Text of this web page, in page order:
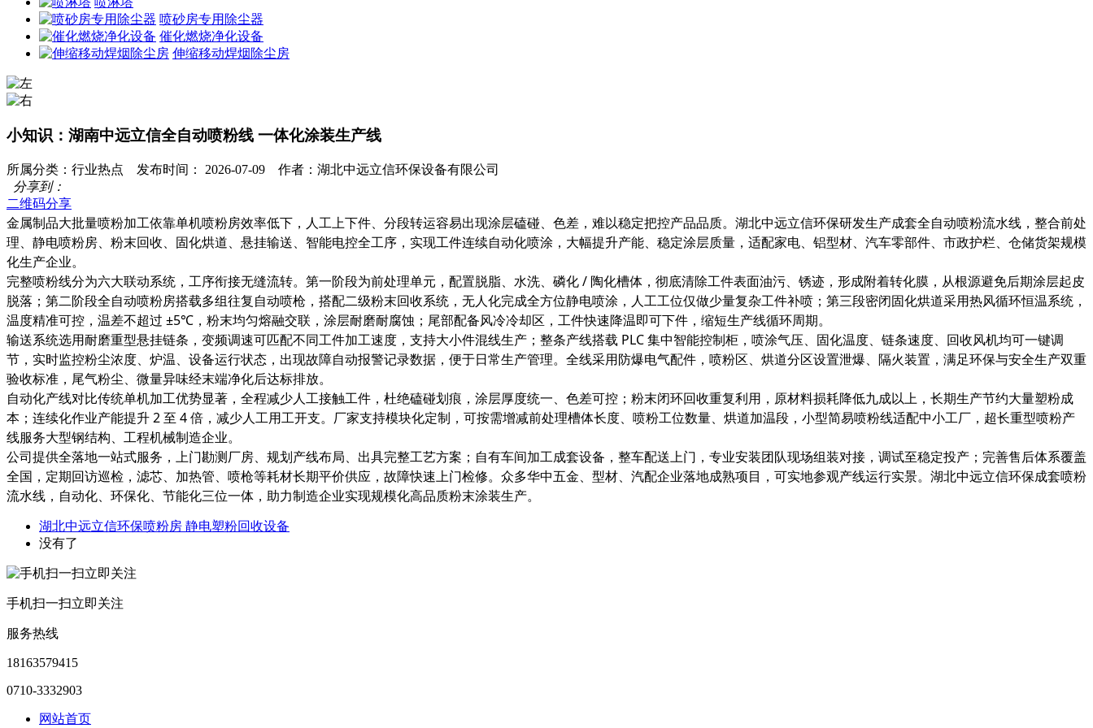
喷砂房专用除尘器
催化燃烧净化设备
伸缩移动焊烟除尘房
小知识：湖南中远立信全自动喷粉线 一体化涂装生产线
所属分类：行业热点 发布时间： 2026-07-09 作者：湖北中远立信环保设备有限公司
分享到：
二维码分享
金属制品大批量喷粉加工依靠单机喷粉房效率低下，人工上下件、分段转运容易出现涂层磕碰、色差，难以稳定把控产品品质。湖北中远立信环保研发生产成套全自动喷粉流水线，整合前处
理、静电喷粉房、粉末回收、固化烘道、悬挂输送、智能电控全工序，实现工件连续自动化喷涂，大幅提升产能、稳定涂层质量，适配家电、铝型材、汽车零部件、市政护栏、仓储货架规模
化生产企业。
完整喷粉线分为六大联动系统，工序衔接无缝流转。第一阶段为前处理单元，配置脱脂、水洗、磷化 / 陶化槽体，彻底清除工件表面油污、锈迹，形成附着转化膜，从根源避免后期涂层起皮
脱落；第二阶段全自动喷粉房搭载多组往复自动喷枪，搭配二级粉末回收系统，无人化完成全方位静电喷涂，人工工位仅做少量复杂工件补喷；第三段密闭固化烘道采用热风循环恒温系统，
温度精准可控，温差不超过 ±5℃，粉末均匀熔融交联，涂层耐磨耐腐蚀；尾部配备风冷冷却区，工件快速降温即可下件，缩短生产线循环周期。
输送系统选用耐磨重型悬挂链条，变频调速可匹配不同工件加工速度，支持大小件混线生产；整条产线搭载 PLC 集中智能控制柜，喷涂气压、固化温度、链条速度、回收风机均可一键调
节，实时监控粉尘浓度、炉温、设备运行状态，出现故障自动报警记录数据，便于日常生产管理。全线采用防爆电气配件，喷粉区、烘道分区设置泄爆、隔火装置，满足环保与安全生产双重
验收标准，尾气粉尘、微量异味经末端净化后达标排放。
自动化产线对比传统单机加工优势显著，全程减少人工接触工件，杜绝磕碰划痕，涂层厚度统一、色差可控；粉末闭环回收重复利用，原材料损耗降低九成以上，长期生产节约大量塑粉成
本；连续化作业产能提升 2 至 4 倍，减少人工用工开支。厂家支持模块化定制，可按需增减前处理槽体长度、喷粉工位数量、烘道加温段，小型简易喷粉线适配中小工厂，超长重型喷粉产
线服务大型钢结构、工程机械制造企业。
公司提供全落地一站式服务，上门勘测厂房、规划产线布局、出具完整工艺方案；自有车间加工成套设备，整车配送上门，专业安装团队现场组装对接，调试至稳定投产；完善售后体系覆盖
全国，定期回访巡检，滤芯、加热管、喷枪等耗材长期平价供应，故障快速上门检修。众多华中五金、型材、汽配企业落地成熟项目，可实地参观产线运行实景。湖北中远立信环保成套喷粉
流水线，自动化、环保化、节能化三位一体，助力制造企业实现规模化高品质粉末涂装生产。
湖北中远立信环保喷粉房 静电塑粉回收设备
没有了
手机扫一扫立即关注
服务热线
18163579415
0710-3332903
网站首页